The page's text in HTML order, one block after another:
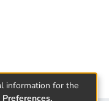
information for the